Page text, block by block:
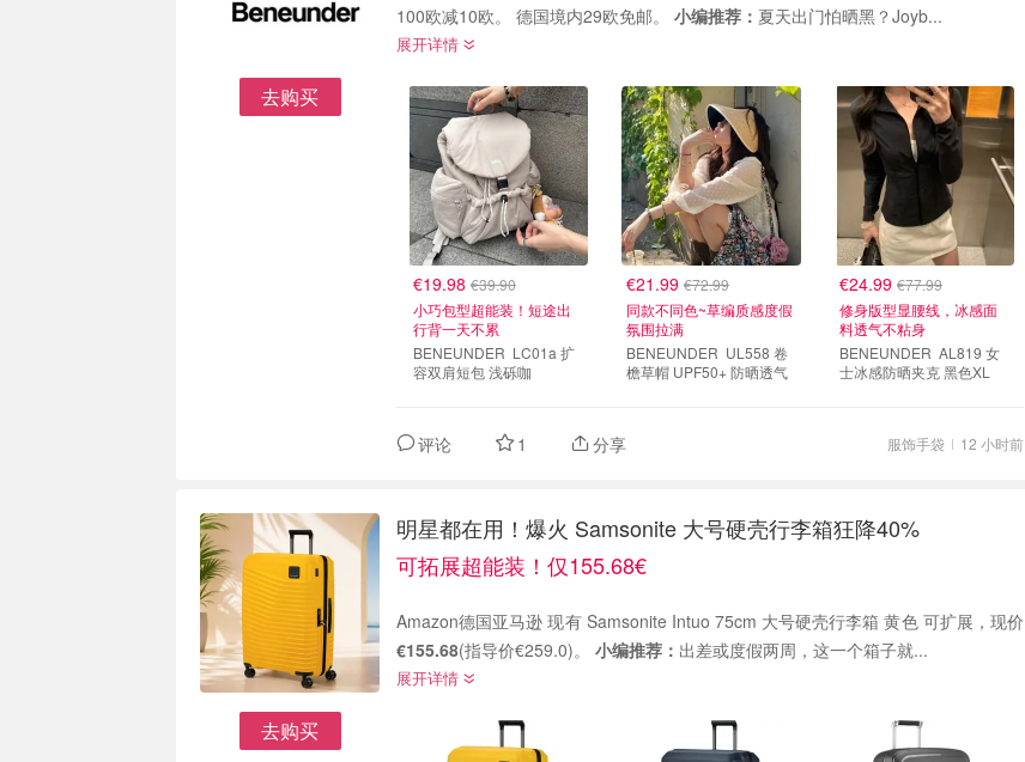
去购买
100欧减10欧。 德国境内29欧免邮。 小编推荐： 夏天出门怕晒黑？Joyb...
展开详情
€19.98 €39.90
小巧包型超能装！短途出
行背一天不累
BENEUNDER LC01a 扩
容双肩短包 浅砾咖
€21.99 €72.99
同款不同色~草编质感度假
氛围拉满
BENEUNDER UL558 卷
檐草帽 UPF50+ 防晒透气
€24.99 €77.99
修身版型显腰线，冰感面
料透气不粘身
BENEUNDER AL819 女
士冰感防晒夹克 黑色XL
评论 1 分享 服饰手袋 12 小时前
去购买
明星都在用！爆火 Samsonite 大号硬壳行李箱狂降40%
可拓展超能装！仅155.68€
Amazon德国亚马逊 现有 Samsonite Intuo 75cm 大号硬壳行李箱 黄色 可扩展，现价
€155.68(指导价€259.0)。 小编推荐： 出差或度假两周，这一个箱子就...
展开详情